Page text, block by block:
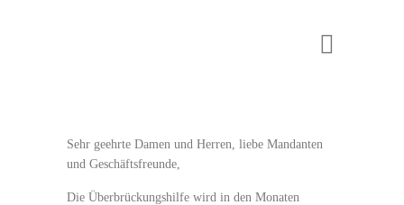
Sehr geehrte Damen und Herren, liebe Mandanten
und Geschäftsfreunde,
Die Überbrückungshilfe wird in den Monaten